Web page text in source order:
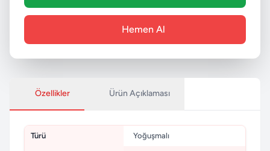
Hemen Al
Özellikler Ürün Açıklaması
Türü Yoğuşmalı